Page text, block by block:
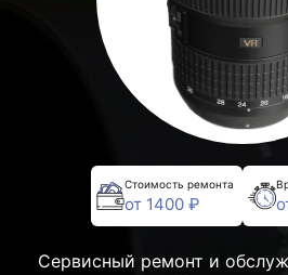
Стоимость ремонта
от 1400 ₽
Сервисный ремонт и